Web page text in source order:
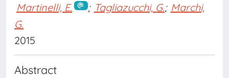
Martinelli, E. ; Tagliazucchi, G.; Marchi,
G.
2015
Abstract